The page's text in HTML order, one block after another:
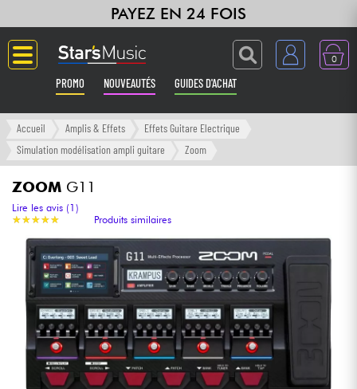
PAYEZ EN 24 FOIS
0
PROMO NOUVEAUTÉS GUIDES D'ACHAT
Langue
Amplis & Effets
Claviers & Pianos
Synthés & Sampleurs
Home Studio
Casques
Accueil Amplis & Effets
Effets Guitare Electrique
Simulation modélisation ampli guitare
Zoom
ZOOM G11
★★★★★
★★★★★
Lire les avis (1)
Produits similaires